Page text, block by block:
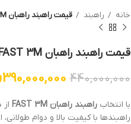
خانه راهبند قیمت راهبند راهبان FAST 3M
قیمت راهبند راهبان FAST 3M
440,000,000
390,000,000
با انتخابراهبند راهبان FAST 3M
راهبندها با کیفیت بالا و دوام